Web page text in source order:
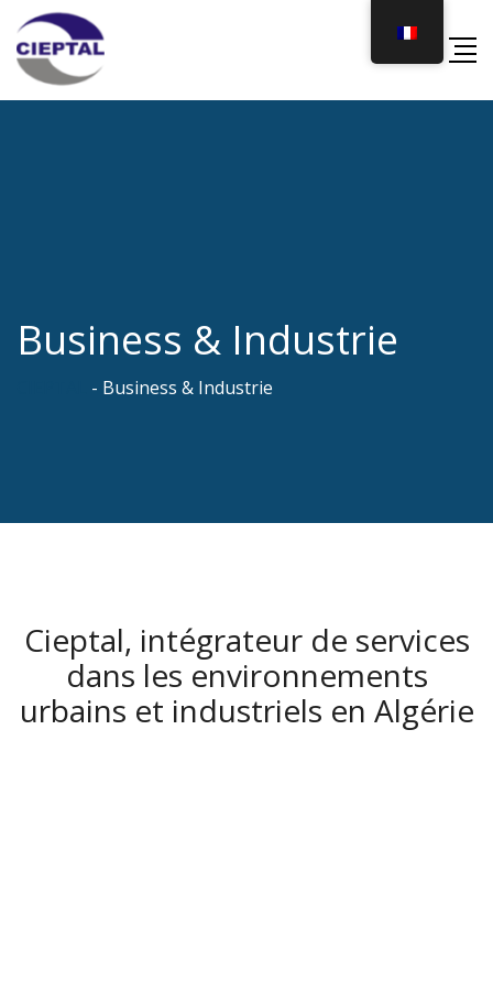
Skip
content
Business & Industrie
- Business & Industrie
Cieptal, intégrateur de services
dans les environnements
urbains et industriels en Algérie